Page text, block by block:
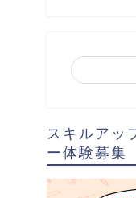
スキルアッ
ー体験募集